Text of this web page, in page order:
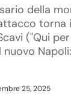
della
torna
("Qui
nuovo
25, 2025